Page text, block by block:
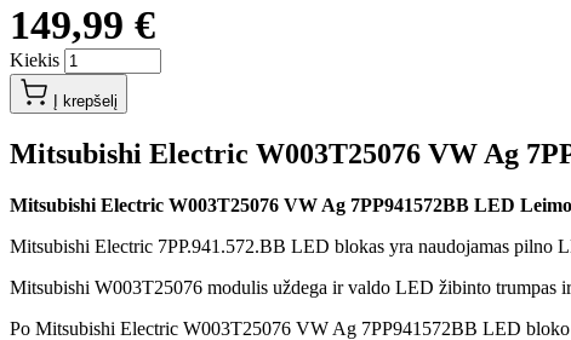
149,99 €
Kiekis
Į krepšelį
Mitsubishi Electric W003T25076 VW Ag
Mitsubishi Electric W003T25076 VW Ag 7PP941572BB LED
Mitsubishi Electric 7PP.941.572.BB LED blokas yra naudojamas pilno
Mitsubishi W003T25076 modulis uždega ir valdo LED žibinto trumpas ir
Po Mitsubishi Electric W003T25076 VW Ag 7PP941572BB LED bloko